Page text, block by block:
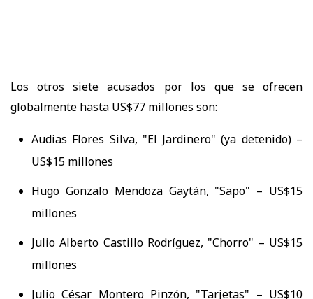
Los otros siete acusados por los que se ofrecen
globalmente hasta US$77 millones son:
Audias Flores Silva, "El Jardinero" (ya detenido) –
US$15 millones
Hugo Gonzalo Mendoza Gaytán, "Sapo" – US$15
millones
Julio Alberto Castillo Rodríguez, "Chorro" – US$15
millones
Julio César Montero Pinzón, "Tarjetas" – US$10